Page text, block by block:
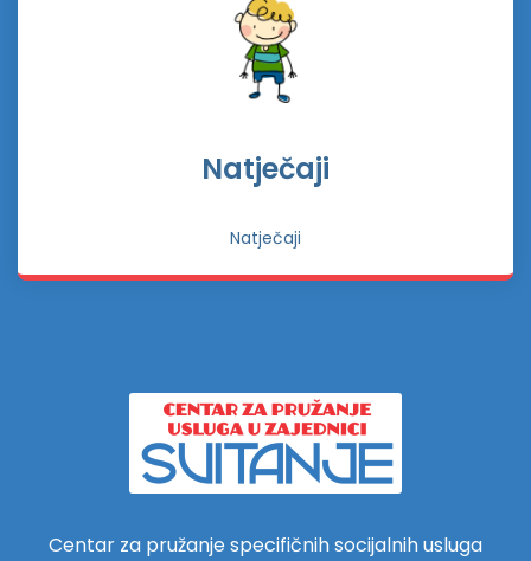
Natječaji
Natječaji
Centar za pružanje specifičnih socijalnih usluga